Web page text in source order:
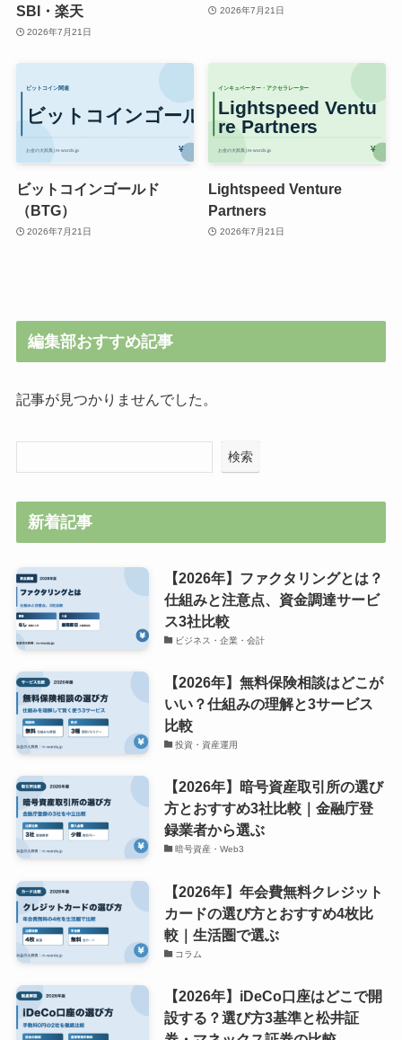
SBI・楽天
2026年7月21日
2026年7月21日
ビットコインゴールド
（BTG）
2026年7月21日
Lightspeed Venture
Partners
2026年7月21日
編集部おすすめ記事
記事が見つかりませんでした。
検索
新着記事
【2026年】ファクタリングとは？
仕組みと注意点、資金調達サービ
ス3社比較
ビジネス・企業・会計
【2026年】無料保険相談はどこが
いい？仕組みの理解と3サービス
比較
投資・資産運用
【2026年】暗号資産取引所の選び
方とおすすめ3社比較｜金融庁登
録業者から選ぶ
暗号資産・Web3
【2026年】年会費無料クレジット
カードの選び方とおすすめ4枚比
較｜生活圏で選ぶ
コラム
【2026年】iDeCo口座はどこで開
設する？選び方3基準と松井証